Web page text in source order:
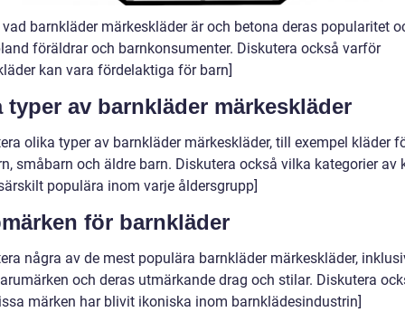
vad barnkläder märkeskläder är och betona deras popularitet
föräldrar och barnkonsumenter. Diskutera också varför
kan vara fördelaktiga för barn]
typer av barnkläder märkeskläder
olika typer av barnkläder märkeskläder, till exempel kläder
småbarn och äldre barn. Diskutera också vilka kategorier av
populära inom varje åldersgrupp]
för barnkläder
några av de mest populära barnkläder märkeskläder,
och deras utmärkande drag och stilar. Diskutera
märken har blivit ikoniska inom barnklädesindustrin]